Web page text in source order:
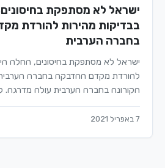
ישראל לא מסתפקת
בבדיקות מהירות להורדת
בחברה הערבית
ישראל לא מסתפקת בחיסונים, החלה
להורדת מקדם ההדבקה בחברה
הקורונה בחברה הערבית עולה
7 באפריל 2021